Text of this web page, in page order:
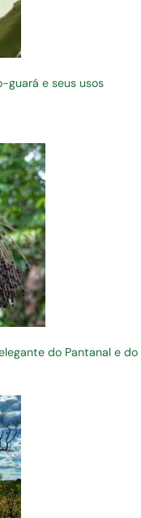
guará e seus usos
do Pantanal e do